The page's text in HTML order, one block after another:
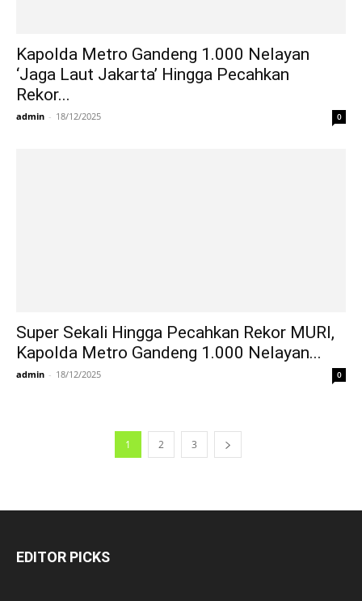
Kapolda Metro Gandeng 1.000 Nelayan
‘Jaga Laut Jakarta’ Hingga Pecahkan
Rekor...
admin - 18/12/2025 0
Super Sekali Hingga Pecahkan Rekor MURI,
Kapolda Metro Gandeng 1.000 Nelayan...
admin - 18/12/2025 0
1 2 3
EDITOR PICKS